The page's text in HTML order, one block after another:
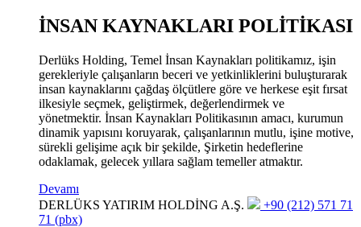
İNSAN KAYNAKLARI POLİTİKASI
Derlüks Holding, Temel İnsan Kaynakları politikamız, işin
gerekleriyle çalışanların beceri ve yetkinliklerini buluşturarak
insan kaynaklarını çağdaş ölçütlere göre ve herkese eşit fırsat
ilkesiyle seçmek, geliştirmek, değerlendirmek ve
yönetmektir. İnsan Kaynakları Politikasının amacı, kurumun
dinamik yapısını koruyarak, çalışanlarının mutlu, işine motive,
sürekli gelişime açık bir şekilde, Şirketin hedeflerine
odaklamak, gelecek yıllara sağlam temeller atmaktır.
Devamı
DERLÜKS YATIRIM HOLDİNG A.Ş.
+90 (212) 571 71
71 (pbx)